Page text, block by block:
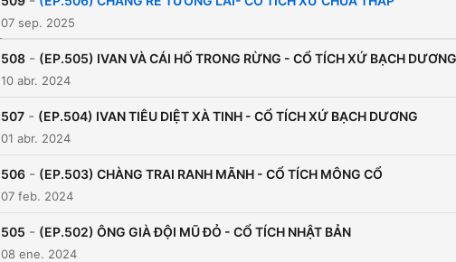
07 sep. 2025
508 - (EP.505) IVAN VÀ CÁI HỐ TRONG RỪNG - CỔ TÍCH XỨ BẠCH DƯƠNG
10 abr. 2024
507 - (EP.504) IVAN TIÊU DIỆT XÀ TINH - CỔ TÍCH XỨ BẠCH DƯƠNG
01 abr. 2024
506 - (EP.503) CHÀNG TRAI RANH MÃNH - CỔ TÍCH MÔNG CỔ
07 feb. 2024
505 - (EP.502) ÔNG GIÀ ĐỘI MŨ ĐỎ - CỔ TÍCH NHẬT BẢN
08 ene. 2024